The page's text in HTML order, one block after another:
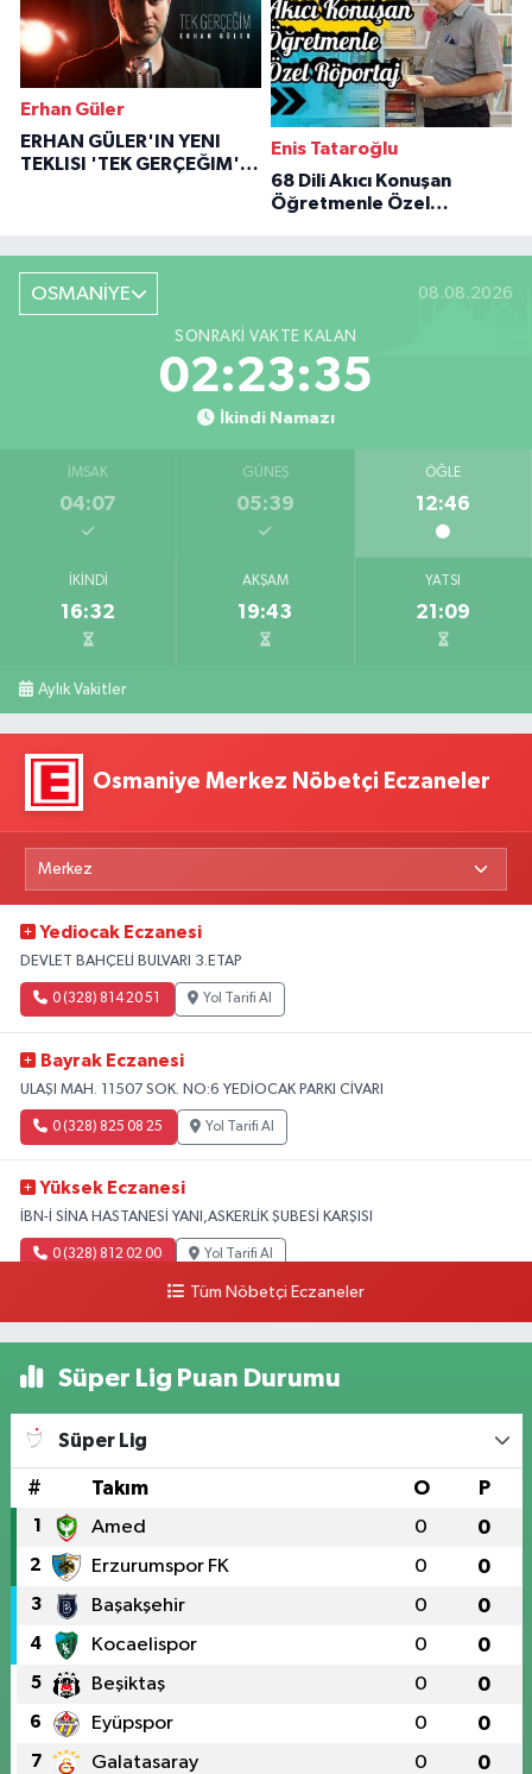
Erhan Güler
ERHAN GÜLER'IN YENI
TEKLISI 'TEK GERÇEĞIM'LE
Enis Tataroğlu
68 Dili Akıcı Konuşan
Öğretmenle Özel
OSMANİYE 08.08.2026
SONRAKI VAKTE KALAN
02:23:34
İkindi Namazı
İMSAK
04:07
GÜNEŞ
05:39
ÖĞLE
12:46
İKINDI
16:32
AKŞAM
19:43
YATSI
21:09
Aylık Vakitler
Osmaniye Merkez Nöbetçi Eczaneler
Yediocak Eczanesi
DEVLET BAHÇELİ BULVARI 3.ETAP
0 (328) 814 20 51 Yol Tarifi Al
Bayrak Eczanesi
ULAŞI MAH. 11507 SOK. NO:6 YEDİOCAK PARKI CİVARI
0 (328) 825 08 25 Yol Tarifi Al
Yüksek Eczanesi
İBN-İ SİNA HASTANESİ YANI,ASKERLİK ŞUBESİ KARŞISI
0 (328) 812 02 00 Yol Tarifi Al
Tüm Nöbetçi Eczaneler
Süper Lig Puan Durumu
Süper Lig
# Takım O P
1 Amed 0 0
2 Erzurumspor FK 0 0
3 Başakşehir 0 0
4 Kocaelispor 0 0
5 Beşiktaş 0 0
6 Eyüpspor 0 0
7 Galatasaray 0 0